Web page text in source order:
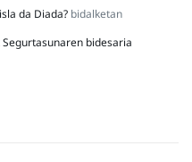
da Diada? bidalketan
Segurtasunaren bidesaria